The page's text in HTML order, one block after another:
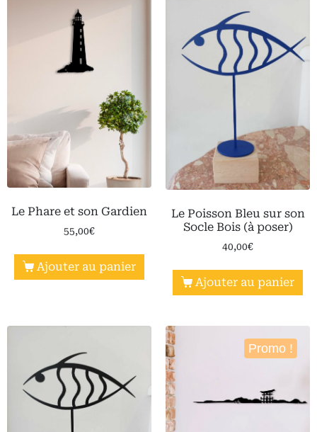
Le Phare et son Gardien
55,00€
Ajouter au panier
Le Poisson Bleu sur son
Socle Bois (à poser)
40,00€
Ajouter au panier
Promo !